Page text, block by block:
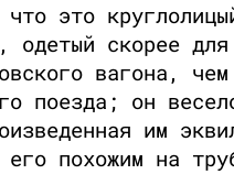
это
одетый скорее для
вагона,
поезда; он
им
его похожим на